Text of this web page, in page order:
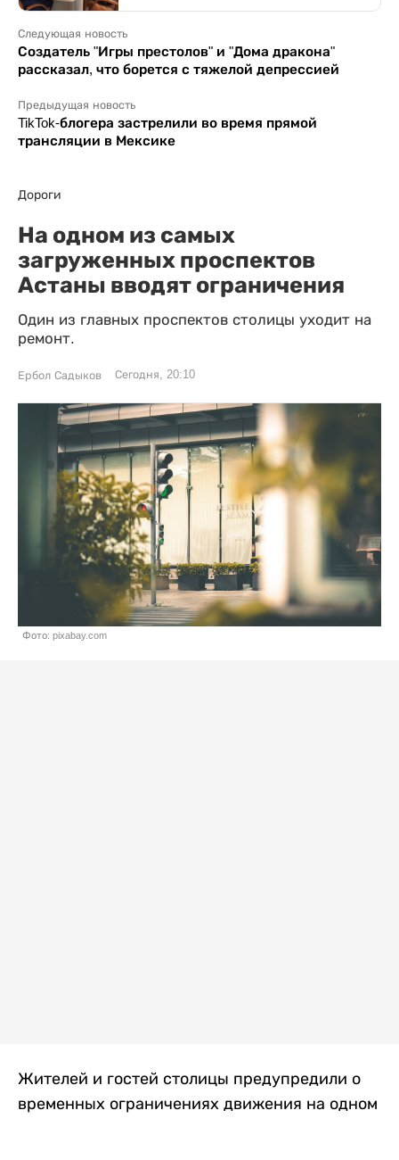
Следующая новость
Создатель "Игры престолов" и "Дома дракона"
рассказал, что борется с тяжелой депрессией
Предыдущая новость
TikTok-блогера застрелили во время прямой
трансляции в Мексике
Дороги
На одном из самых
загруженных проспектов
Астаны вводят ограничения
Один из главных проспектов столицы уходит на
ремонт.
Ербол Садыков Сегодня, 20:10
Фото: pixabay.com
Жителей и гостей столицы предупредили о
временных ограничениях движения на одном